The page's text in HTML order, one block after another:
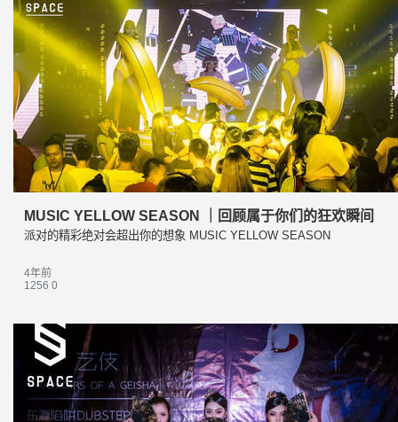
MUSIC YELLOW SEASON ｜回顾属于你们的狂欢瞬间
派对的精彩绝对会超出你的想象 MUSIC YELLOW SEASON
4年前
1256 0